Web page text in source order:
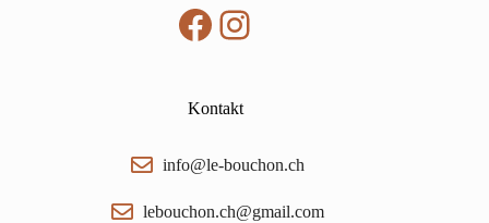
Facebook
Instagram
Kontakt
info@le-bouchon.ch
lebouchon.ch@gmail.com